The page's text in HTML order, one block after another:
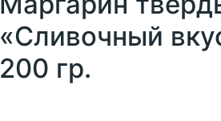
«Сливочный
200 гр.